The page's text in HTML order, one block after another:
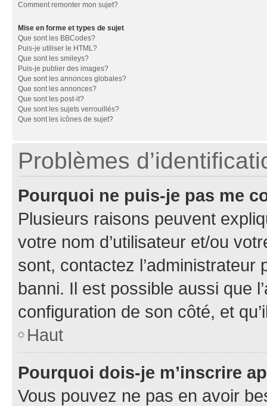
Comment remonter mon sujet?
Mise en forme et types de sujet
Que sont les BBCodes?
Puis-je utiliser le HTML?
Que sont les smileys?
Puis-je publier des images?
Que sont les annonces globales?
Que sont les annonces?
Que sont les post-it?
Que sont les sujets verrouillés?
Que sont les icônes de sujet?
Problèmes
Pourquoi ne puis-je pas me
Plusieurs raisons peuvent
votre nom d’utilisateur et/ou
sont, contactez l’administrateur
banni. Il est possible aussi que
configuration de son côté, et
Haut
Pourquoi dois-je m’inscrire
Vous pouvez ne pas en avoir